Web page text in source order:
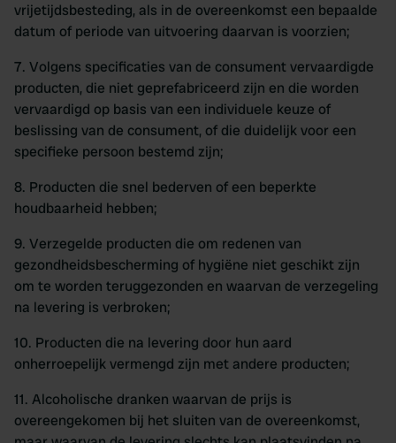
vrijetijdsbesteding, als in de overeenkomst een bepaalde
datum of periode van uitvoering daarvan is voorzien;
7. Volgens specificaties van de consument vervaardigde
producten, die niet geprefabriceerd zijn en die worden
vervaardigd op basis van een individuele keuze of
beslissing van de consument, of die duidelijk voor een
specifieke persoon bestemd zijn;
8. Producten die snel bederven of een beperkte
houdbaarheid hebben;
9. Verzegelde producten die om redenen van
gezondheidsbescherming of hygiëne niet geschikt zijn
om te worden teruggezonden en waarvan de verzegeling
na levering is verbroken;
10. Producten die na levering door hun aard
onherroepelijk vermengd zijn met andere producten;
11. Alcoholische dranken waarvan de prijs is
overeengekomen bij het sluiten van de overeenkomst,